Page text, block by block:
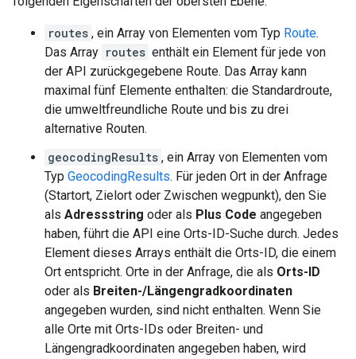
routes , ein Array von Elementen vom Typ Route.
Das Array routes enthält ein Element für jede von
der API zurückgegebene Route. Das Array kann
maximal fünf Elemente enthalten: die Standardroute,
die umweltfreundliche Route und bis zu drei
alternative Routen.
geocodingResults , ein Array von Elementen vom
Typ GeocodingResults. Für jeden Ort in der Anfrage
(Startort, Zielort oder Zwischen wegpunkt), den Sie
als Adressstring oder als Plus Code angegeben
haben, führt die API eine Orts-ID-Suche durch. Jedes
Element dieses Arrays enthält die Orts-ID, die einem
Ort entspricht. Orte in der Anfrage, die als Orts-ID
oder als Breiten-/Längengradkoordinaten
angegeben wurden, sind nicht enthalten. Wenn Sie
alle Orte mit Orts-IDs oder Breiten- und
Längengradkoordinaten angegeben haben, wird